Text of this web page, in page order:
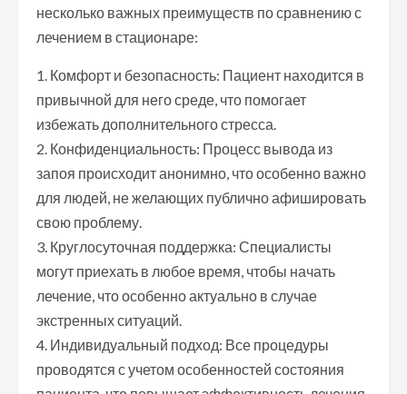
несколько важных преимуществ по сравнению с
лечением в стационаре:
1. Комфорт и безопасность: Пациент находится в
привычной для него среде, что помогает
избежать дополнительного стресса.
2. Конфиденциальность: Процесс вывода из
запоя происходит анонимно, что особенно важно
для людей, не желающих публично афишировать
свою проблему.
3. Круглосуточная поддержка: Специалисты
могут приехать в любое время, чтобы начать
лечение, что особенно актуально в случае
экстренных ситуаций.
4. Индивидуальный подход: Все процедуры
проводятся с учетом особенностей состояния